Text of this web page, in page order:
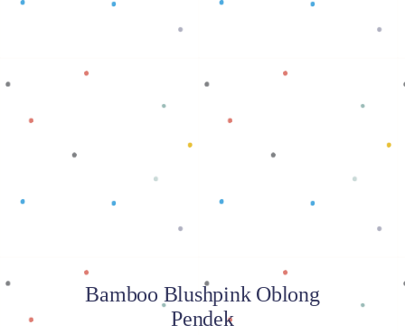
Baca selengkapnya
Bamboo Blushpink Oblong
Pendek